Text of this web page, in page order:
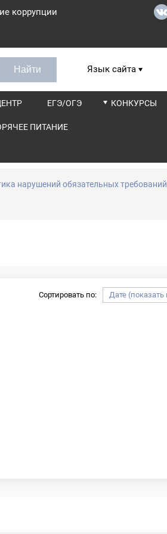
коррупции
Язык сайта
ЕГЭ/ОГЭ КОНКУРСЫ
ПИТАНИЕ
нарушений обязательных требований
Сортировать по: